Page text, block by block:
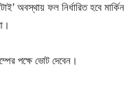
অবস্থায় ফল নির্ধারিত হবে মার্কিন
পক্ষে ভোট দেবেন।